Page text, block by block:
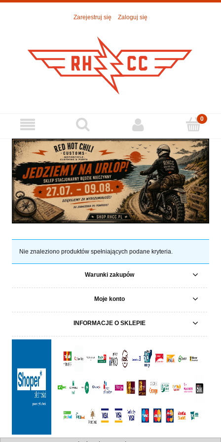
Zarejestruj się Zaloguj się
Nie znaleziono produktów spełniających podane kryteria.
Warunki zakupów
Moje konto
INFORMACJE O SKLEPIE